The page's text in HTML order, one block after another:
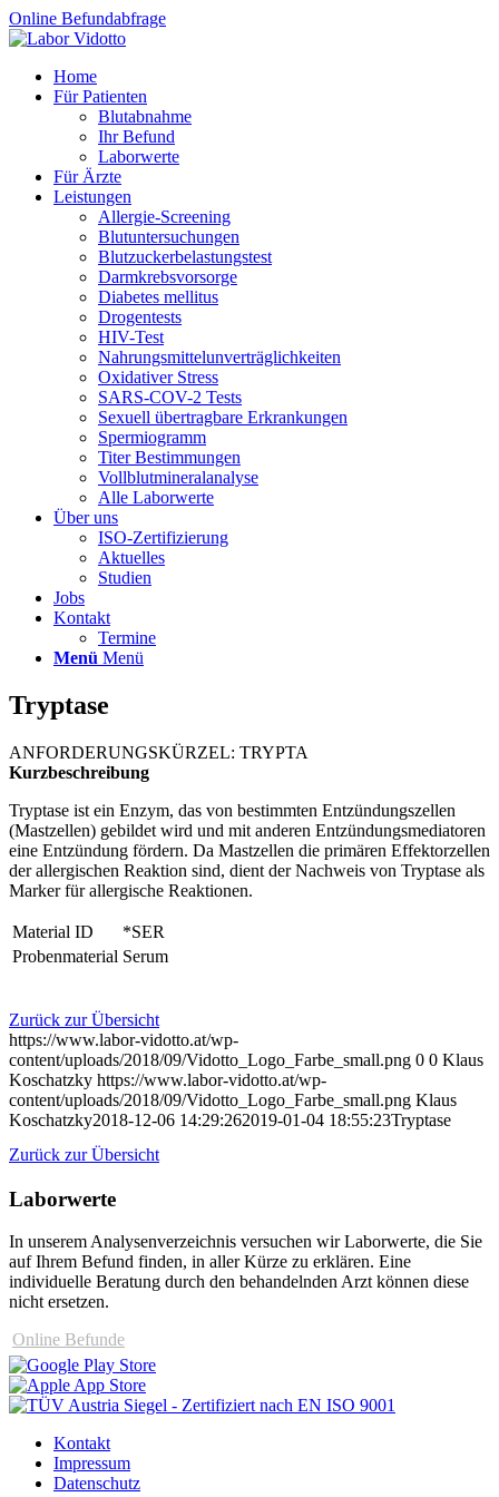
Online Befundabfrage
Home
Für Patienten
Blutabnahme
Ihr Befund
Laborwerte
Für Ärzte
Leistungen
Allergie-Screening
Blutuntersuchungen
Blutzucker­belastungstest
Darmkrebsvorsorge
Diabetes mellitus
Drogentests
HIV-Test
Nahrungsmittel­unverträglichkeiten
Oxidativer Stress
SARS-COV-2 Tests
Sexuell übertragbare Erkrankungen
Spermiogramm
Titer Bestimmungen
Vollblutmineralanalyse
Alle Laborwerte
Über uns
ISO-Zertifizierung
Aktuelles
Studien
Jobs
Kontakt
Termine
Menü Menü
Tryptase
ANFORDERUNGSKÜRZEL: TRYPTA
Kurzbeschreibung
Tryptase ist ein Enzym, das von bestimmten Entzündungszellen
(Mastzellen) gebildet wird und mit anderen Entzündungsmediatoren
eine Entzündung fördern. Da Mastzellen die primären Effektorzellen
der allergischen Reaktion sind, dient der Nachweis von Tryptase als
Marker für allergische Reaktionen.
Material ID
*SER
Probenmaterial Serum
Zurück zur Übersicht
https://www.labor-vidotto.at/wp-
content/uploads/2018/09/Vidotto_Logo_Farbe_small.png 0 0 Klaus
Koschatzky https://www.labor-vidotto.at/wp-
content/uploads/2018/09/Vidotto_Logo_Farbe_small.png Klaus
Koschatzky2018-12-06 14:29:262019-01-04 18:55:23Tryptase
Zurück zur Übersicht
Laborwerte
In unserem Analysen­verzeichnis versuchen wir Laborwerte, die Sie
auf Ihrem Befund finden, in aller Kürze zu erklären. Eine
individuelle Beratung durch den behandelnden Arzt können diese
nicht ersetzen.
Online Befunde
Kontakt
Impressum
Datenschutz